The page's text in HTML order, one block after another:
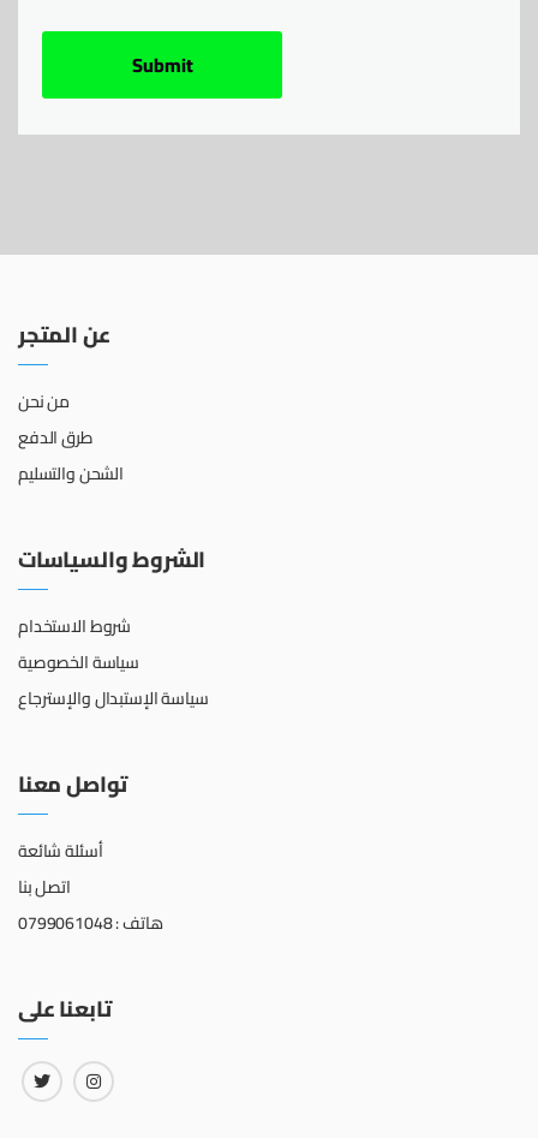
عن المتجر
من نحن
طرق الدفع
الشحن والتسليم
الشروط والسياسات
شروط الاستخدام
سياسة الخصوصية
سياسة الإستبدال والإسترجاع
تواصل معنا
أسئلة شائعة
اتصل بنا
هاتف : 0799061048
تابعنا على